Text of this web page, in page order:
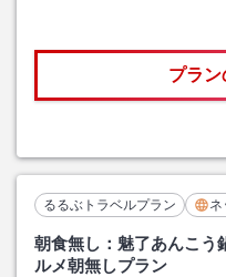
プラ
るるぶトラベルプラン ネ
朝食無し：魅了あんこう
ルメ朝無しプラン